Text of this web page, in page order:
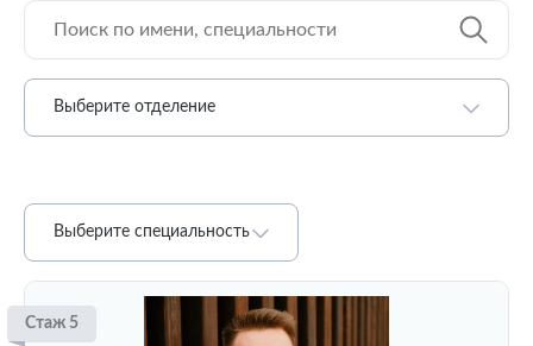
Выберите отделение
Выберите специальность
Стаж 5